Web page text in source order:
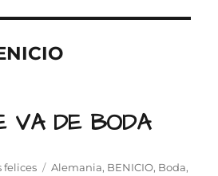
VA DE BODA
felices Etiquetas
Alemania, BENICIO, Boda,